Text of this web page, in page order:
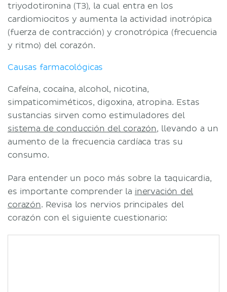
triyodotironina (T3), la cual entra en los
cardiomiocitos y aumenta la actividad inotrópica
(fuerza de contracción) y cronotrópica (frecuencia
y ritmo) del corazón.
Causas farmacológicas
Cafeína, cocaína, alcohol, nicotina,
simpaticomiméticos, digoxina, atropina. Estas
sustancias sirven como estimuladores del
sistema de conducción del corazón, llevando a un
aumento de la frecuencia cardíaca tras su
consumo.
Para entender un poco más sobre la taquicardia,
es importante comprender la inervación del
corazón. Revisa los nervios principales del
corazón con el siguiente cuestionario: